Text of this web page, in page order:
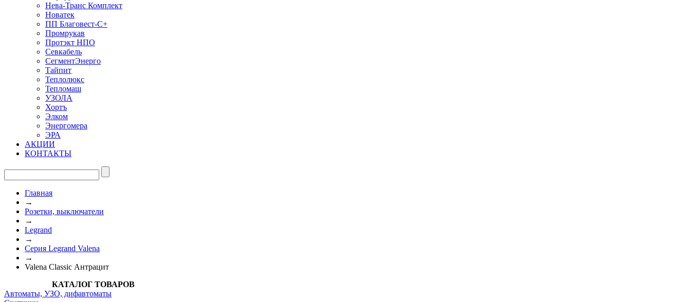
Нева-Транс Комплект
Новатек
ПП Благовест-С+
Промрукав
Протэкт НПО
Севкабель
СегментЭнерго
Тайпит
Теплолюкс
Тепломаш
УЗОЛА
Хортъ
Элком
Энергомера
ЭРА
АКЦИИ
КОНТАКТЫ
Главная
→
Розетки, выключатели
→
Legrand
→
Серия Legrand Valena
→
Valena Classic Антрацит
КАТАЛОГ ТОВАРОВ
Автоматы, УЗО, дифавтоматы